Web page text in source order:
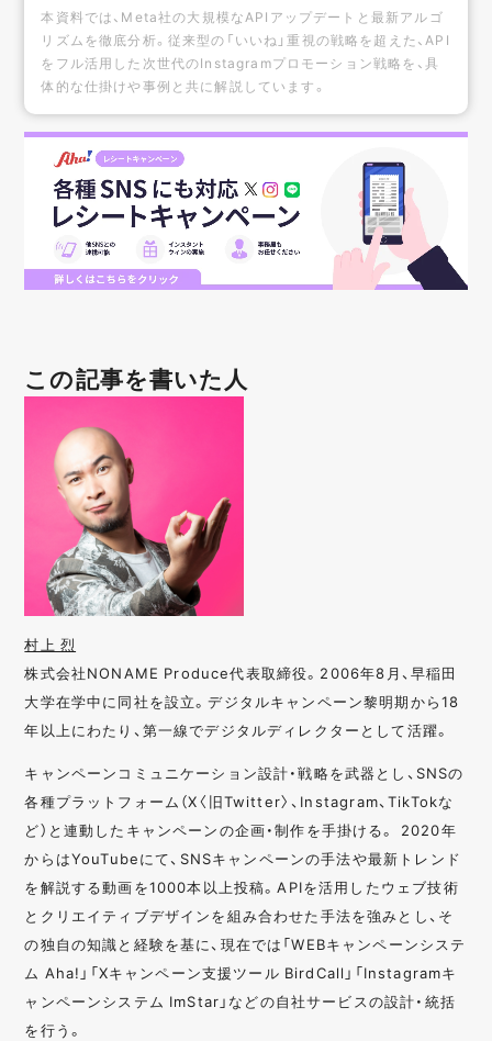
本資料では、Meta社の大規模なAPIアップデートと最新アルゴ
リズムを徹底分析。従来型の「いいね」重視の戦略を超えた、API
をフル活用した次世代のInstagramプロモーション戦略を、具
体的な仕掛けや事例と共に解説しています。
この記事を書いた人
村上 烈
株式会社NONAME Produce代表取締役。2006年8月、早稲田
大学在学中に同社を設立。デジタルキャンペーン黎明期から18
年以上にわたり、第一線でデジタルディレクターとして活躍。
キャンペーンコミュニケーション設計・戦略を武器とし、SNSの
各種プラットフォーム（X〈旧Twitter〉、Instagram、TikTokな
ど）と連動したキャンペーンの企画・制作を手掛ける。 2020年
からはYouTubeにて、SNSキャンペーンの手法や最新トレンド
を解説する動画を1000本以上投稿。APIを活用したウェブ技術
とクリエイティブデザインを組み合わせた手法を強みとし、そ
の独自の知識と経験を基に、現在では「WEBキャンペーンシステ
ム Aha!」「Xキャンペーン支援ツール BirdCall」「Instagramキ
ャンペーンシステム ImStar」などの自社サービスの設計・統括
を行う。